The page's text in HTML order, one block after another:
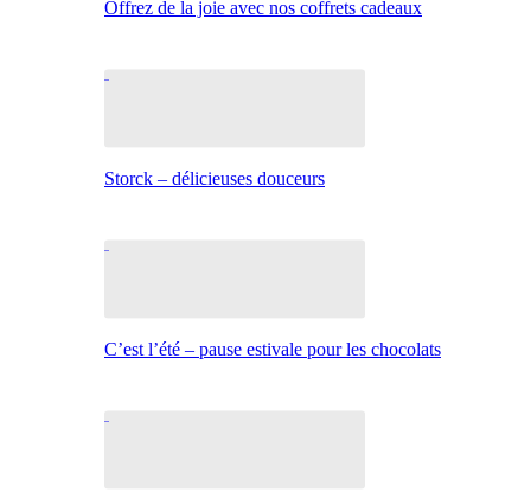
Offrez de la joie avec nos coffrets cadeaux
Storck – délicieuses douceurs
C’est l’été – pause estivale pour les chocolats